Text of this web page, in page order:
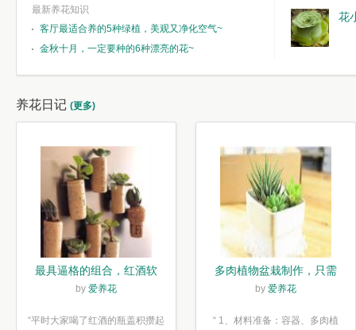
最新养花知识
客厅最适合养的5种绿植，美观又净化空气~
金秋十月，一定要种的6种漂亮的花~
花
养花日记 (更多)
最具逼格的组合，红酒软
木塞diy多肉植物盆栽
by 爱养花
“平时大家喝了红酒的瓶盖积攒起
多肉植物盆栽制作，只需
简单6步
by 爱养花
“ 1、材料准备：容器、多肉植